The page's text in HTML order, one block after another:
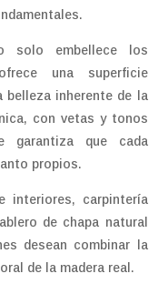
solo embellece los
una superficie
belleza inherente de la
con vetas y tonos
garantiza que cada
propios.
interiores, carpintería
de chapa natural
desean combinar la
de la madera real.